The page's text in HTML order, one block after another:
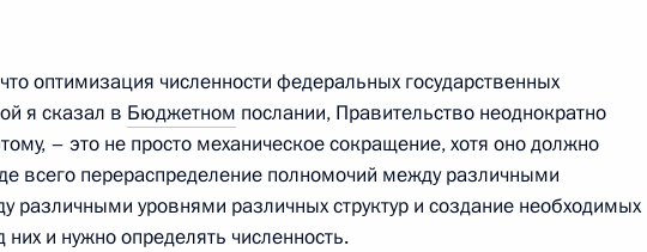
по итогам совещания по лесному хозяйству
09:00
подписал Указ «О военно-административном
оптимизация численности федеральных государственных
я сказал в Бюджетном послании, Правительство неоднократно
– это не просто механическое сокращение, хотя оно должно
всего перераспределение полномочий между различными
различными уровнями различных структур и создание необходимых
и нужно определять численность.